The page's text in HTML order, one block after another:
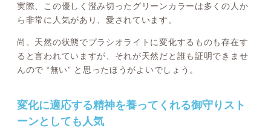
実際、この優しく澄み切ったグリーンカラーは多くの人か
ら非常に人気があり、愛されています。
尚、天然の状態でプラシオライトに変化するものも存在す
ると言われていますが、それが天然だと誰も証明できませ
んので “無い” と思ったほうがよいでしょう。
変化に適応する精神を養ってくれる御守りスト
ーンとしても人気